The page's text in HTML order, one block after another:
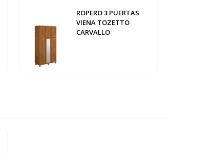
ROPERO 3 PUERTAS
VIENA TOZETTO
CARVALLO